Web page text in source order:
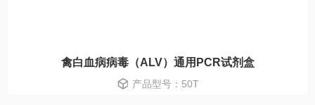
禽白血病病毒（ALV）通用PCR试剂盒
产品型号：50T